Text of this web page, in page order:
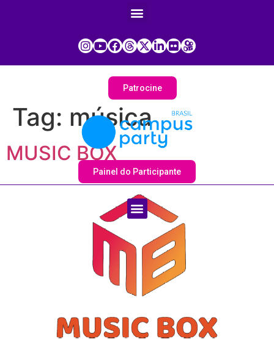
Patrocine
Painel do Participante
Tag: música
MUSIC BOX